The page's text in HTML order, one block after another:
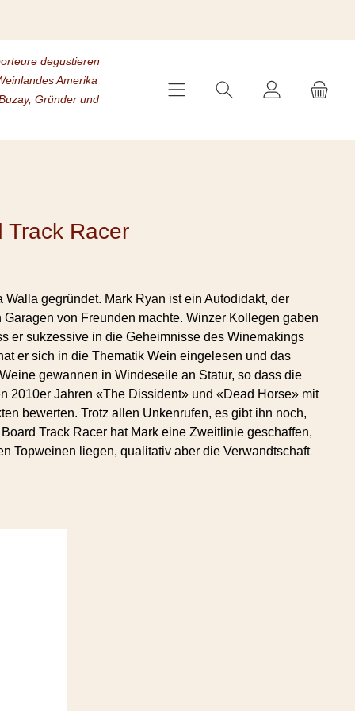
degustieren
Amerika
Gründer und
Track Racer
gegründet. Mark Ryan ist ein Autodidakt, der
von Freunden machte. Winzer Kollegen gaben
er sukzessive in die Geheimnisse des Winemakings
er sich in die Thematik Wein eingelesen und das
gewannen in Windeseile an Statur, so dass die
2010er Jahren «The Dissident» und «Dead Horse» mit
bewerten. Trotz allen Unkenrufen, es gibt ihn noch,
Track Racer hat Mark eine Zweitlinie geschaffen,
Topweinen liegen, qualitativ aber die Verwandtschaft